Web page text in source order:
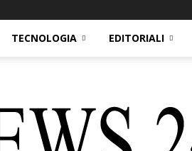
TECNOLOGIA EDITORIALI